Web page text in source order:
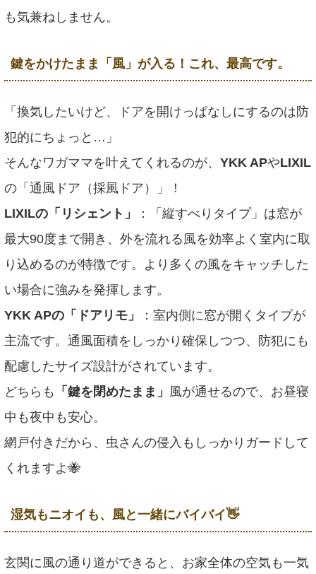
も気兼ねしません。
鍵をかけたまま「風」が入る！これ、最高です。
「換気したいけど、ドアを開けっぱなしにするのは防
犯的にちょっと…」
そんなワガママを叶えてくれるのが、 YKK APやLIXIL
の「通風ドア（採風ドア）」！
LIXILの「リシェント」
：「縦すべりタイプ」は窓が
最大90度まで開き、外を流れる風を効率よく室内に取
り込めるのが特徴です。 より多くの風をキャッチした
い場合に強みを発揮します。
YKK APの「ドアリモ」
：室内側に窓が開くタイプが
主流です。通風面積をしっかり確保しつつ、防犯にも
配慮したサイズ設計がされています。
どちらも
「鍵を閉めたまま」 風が通せるので、お昼寝
中も夜中も安心。
網戸付きだから、虫さんの侵入もしっかりガードして
くれますよ🐝
湿気もニオイも、風と一緒にバイバイ👋
玄関に風の通り道ができると、お家全体の空気も一気